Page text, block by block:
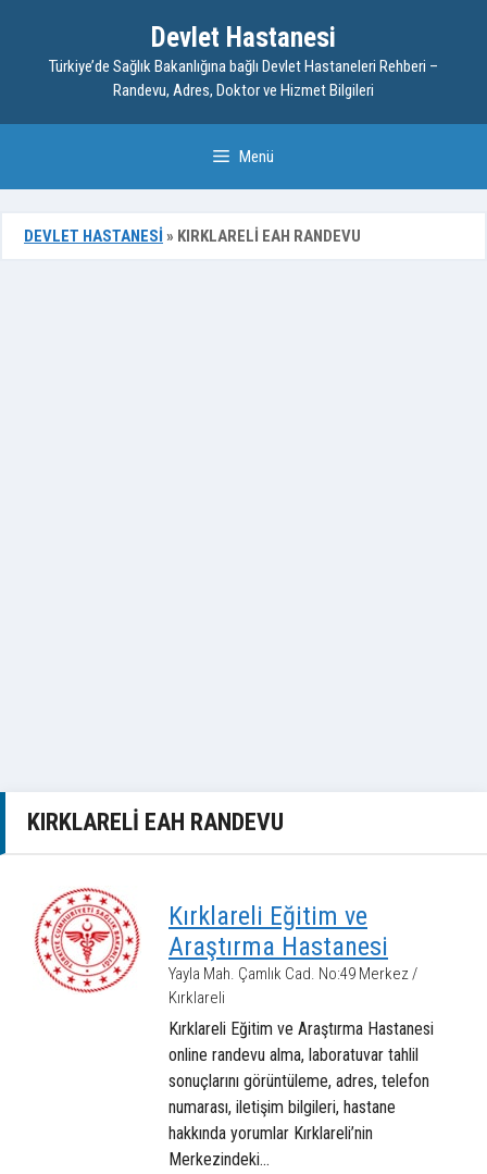
Devlet Hastanesi
Türkiye’de Sağlık Bakanlığına bağlı Devlet Hastaneleri Rehberi –
Randevu, Adres, Doktor ve Hizmet Bilgileri
Menü
DEVLET HASTANESI » KIRKLARELI EAH RANDEVU
KIRKLARELI EAH RANDEVU
Kırklareli Eğitim ve
Araştırma Hastanesi
Yayla Mah. Çamlık Cad. No:49 Merkez /
Kırklareli
Kırklareli Eğitim ve Araştırma Hastanesi
online randevu alma, laboratuvar tahlil
sonuçlarını görüntüleme, adres, telefon
numarası, iletişim bilgileri, hastane
hakkında yorumlar Kırklareli’nin
Merkezindeki...